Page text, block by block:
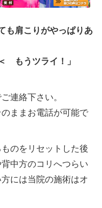
も肩こりがやっぱりあ
もうツライ！」
連絡下さい。
のままお電話が可能で
のをリセットした後
中方のコリへつらい
には当院の施術はオ